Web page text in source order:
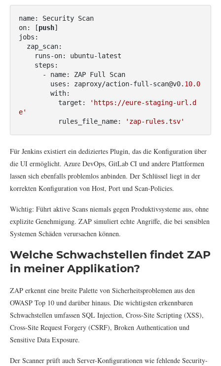
name: Security Scan
on: [push]
jobs:
        uses: zaproxy/action-full-scan@v0.
10.0
          target:
'https://eure-staging-url.d
e'
          rules_file_name:
'zap-rules.tsv'
Für Jenkins existiert ein dediziertes Plugin, das die Konfiguration über
die UI ermöglicht. Azure DevOps, GitLab CI und andere Plattformen
lassen sich ebenfalls problemlos anbinden. Der Schlüssel liegt in der
korrekten Konfiguration von Host, Port und Scan-Policies.
Wichtig: Führt aktive Scans niemals gegen Produktivsysteme aus, ohne
explizite Genehmigung. ZAP simuliert echte Angriffe, die bei sensiblen
Systemen Schäden verursachen können.
Welche Schwachstellen findet ZAP
in meiner Applikation?
ZAP erkennt eine breite Palette von Sicherheitsproblemen aus den
OWASP Top 10 und darüber hinaus. Die wichtigsten erkennbaren
Schwachstellen umfassen SQL Injection, Cross-Site Scripting (XSS),
Cross-Site Request Forgery (CSRF), Broken Authentication und
Sensitive Data Exposure.
Der Scanner prüft auch Server-Konfigurationen wie fehlende Security-